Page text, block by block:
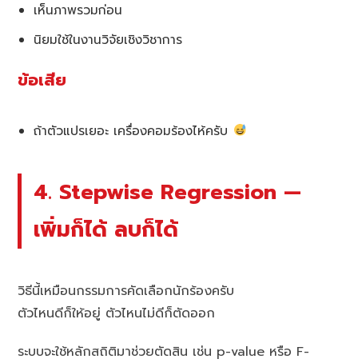
เห็นภาพรวมก่อน
นิยมใช้ในงานวิจัยเชิงวิชาการ
ข้อเสีย
ถ้าตัวแปรเยอะ เครื่องคอมร้องไห้ครับ
4. Stepwise Regression —
เพิ่มก็ได้ ลบก็ได้
วิธีนี้เหมือนกรรมการคัดเลือกนักร้องครับ
ตัวไหนดีก็ให้อยู่ ตัวไหนไม่ดีก็ตัดออก
ระบบจะใช้หลักสถิติมาช่วยตัดสิน เช่น p-value หรือ F-